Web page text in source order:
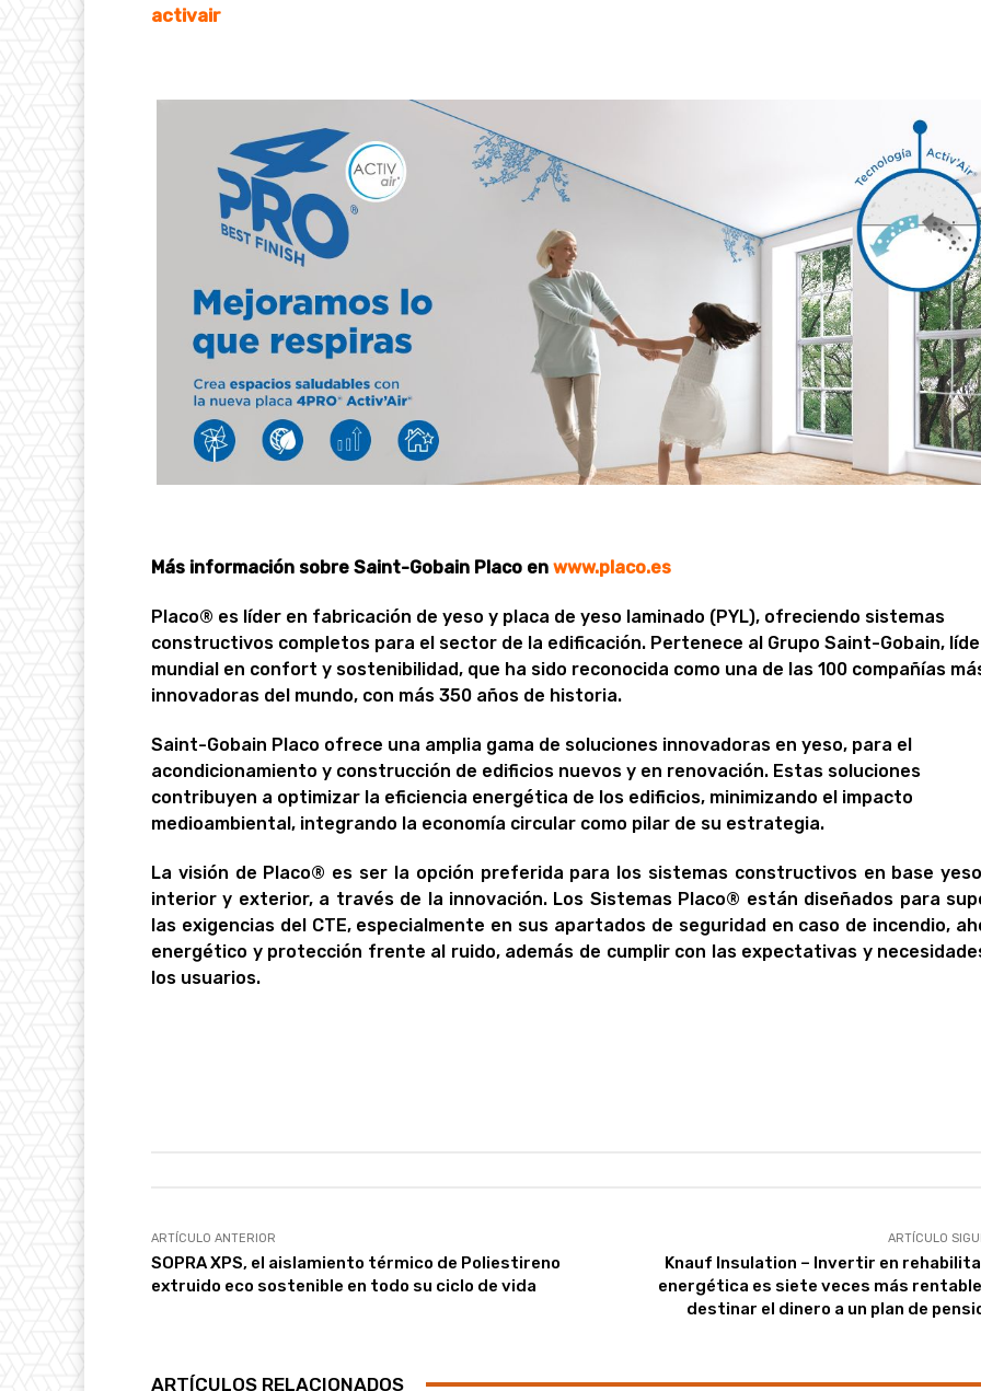
activair
Más información sobre Saint-Gobain Placo en www.placo.es
Placo® es líder en fabricación de yeso y placa de yeso laminado (PYL), ofreciendo sistemas
constructivos completos para el sector de la edificación. Pertenece al Grupo Saint-Gobain,
mundial en confort y sostenibilidad, que ha sido reconocida como una de las 100 compañías
innovadoras del mundo, con más 350 años de historia.
Saint-Gobain Placo ofrece una amplia gama de soluciones innovadoras en yeso, para el
acondicionamiento y construcción de edificios nuevos y en renovación. Estas soluciones
contribuyen a optimizar la eficiencia energética de los edificios, minimizando el impacto
medioambiental, integrando la economía circular como pilar de su estrategia.
La visión de Placo® es ser la opción preferida para los sistemas constructivos en base
interior y exterior, a través de la innovación. Los Sistemas Placo® están diseñados para
las exigencias del CTE, especialmente en sus apartados de seguridad en caso de incendio,
energético y protección frente al ruido, además de cumplir con las expectativas y
los usuarios.
ARTÍCULO ANTERIOR
SOPRA XPS, el aislamiento térmico de Poliestireno
extruido eco sostenible en todo su ciclo de vida
ARTÍCULO
Knauf Insulation – Invertir en
energética es siete veces más
destinar el dinero a un plan de
ARTÍCULOS RELACIONADOS